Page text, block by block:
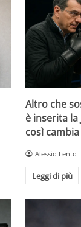
Altro che
è inserita la
così
Alessio Lento
Leggi di più